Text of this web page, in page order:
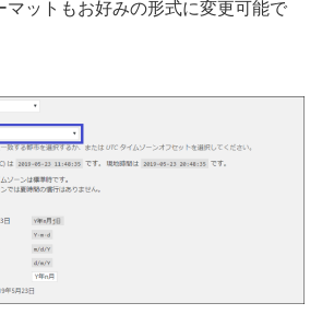
マットもお好みの形式に変更可能で